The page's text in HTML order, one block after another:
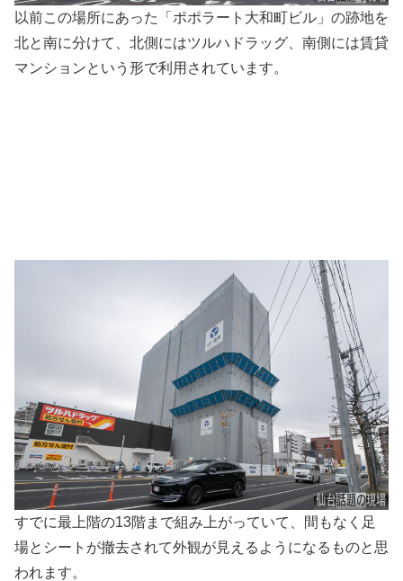
以前この場所にあった「ポポラート大和町ビル」の跡地を
北と南に分けて、北側にはツルハドラッグ、南側には賃貸
マンションという形で利用されています。
すでに最上階の13階まで組み上がっていて、間もなく足
場とシートが撤去されて外観が見えるようになるものと思
われます。